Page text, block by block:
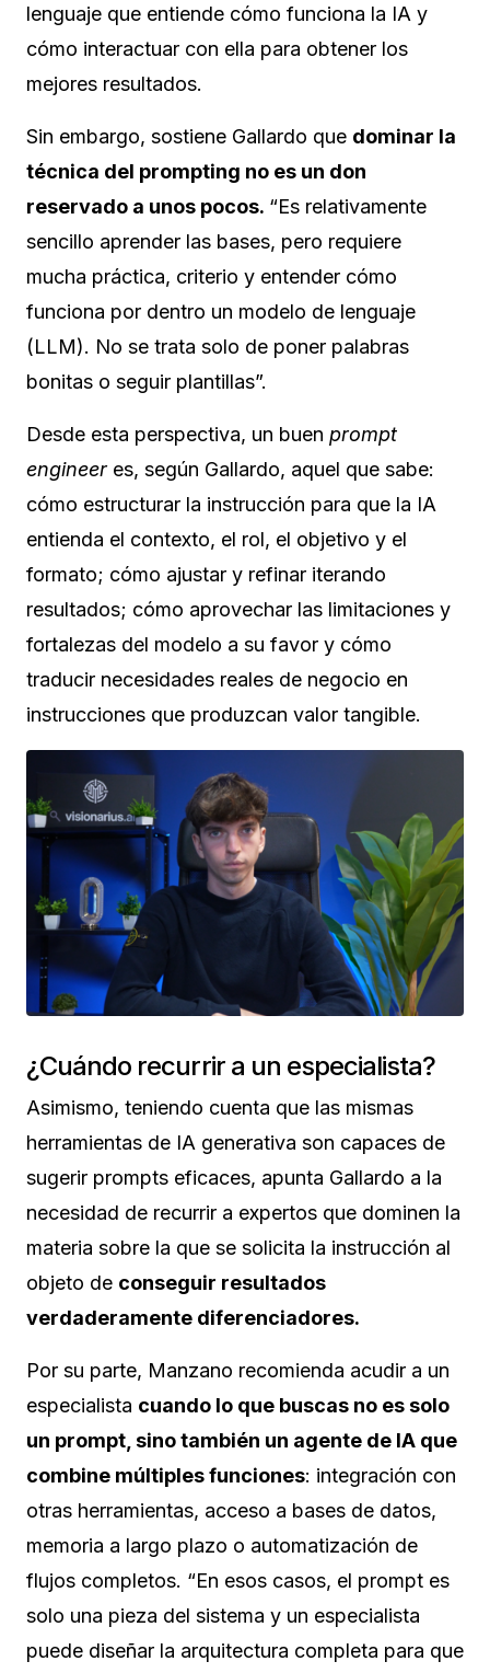
lenguaje que entiende cómo funciona la IA y
cómo interactuar con ella para obtener los
mejores resultados.
Sin embargo, sostiene Gallardo que dominar la
técnica del prompting no es un don
reservado a unos pocos. “Es relativamente
sencillo aprender las bases, pero requiere
mucha práctica, criterio y entender cómo
funciona por dentro un modelo de lenguaje
(LLM). No se trata solo de poner palabras
bonitas o seguir plantillas”.
Desde esta perspectiva, un buen prompt
engineeres, según Gallardo, aquel que sabe:
cómo estructurar la instrucción para que la IA
entienda el contexto, el rol, el objetivo y el
formato; cómo ajustar y refinar iterando
resultados; cómo aprovechar las limitaciones y
fortalezas del modelo a su favor y cómo
traducir necesidades reales de negocio en
instrucciones que produzcan valor tangible.
¿Cuándo recurrir a un especialista?
Asimismo, teniendo cuenta que las mismas
herramientas de IA generativa son capaces de
sugerir prompts eficaces, apunta Gallardo a la
necesidad de recurrir a expertos que dominen la
materia sobre la que se solicita la instrucción al
objeto de conseguir resultados
verdaderamente diferenciadores.
Por su parte, Manzano recomienda acudir a un
especialista cuando lo que buscas no es solo
un prompt, sino también un agente de IA que
combine múltiples funciones: integración con
otras herramientas, acceso a bases de datos,
memoria a largo plazo o automatización de
flujos completos. “En esos casos, el prompt es
solo una pieza del sistema y un especialista
puede diseñar la arquitectura completa para que